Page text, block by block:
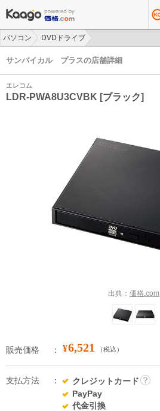
パソコン
DVDドライブ
サンバイカル プラスの店舗詳細
エレコム
LDR-PWA8U3CVBK [ブラック]
出典： 価格.com
販売価格 ¥6,521 （税込）
支払方法
クレジットカード
PayPay
代金引換